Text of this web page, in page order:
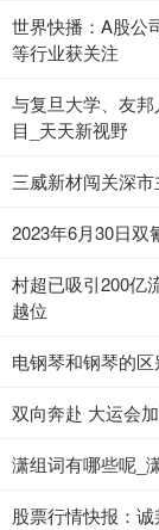
世界快播：A股公
等行业获关注
与复旦大学、友
目_天天新视野
三威新材闯关深
2023年6月30日双
村超已吸引200亿
越位
电钢琴和钢琴的
双向奔赴 大运会
潇组词有哪些呢_
股票行情快报：